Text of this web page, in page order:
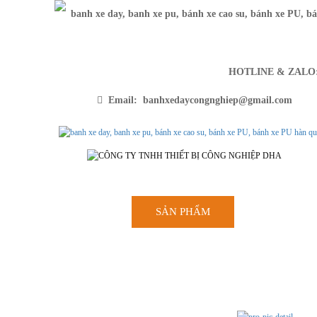
HOTLINE &
Email: banhxedaycongnghiep@gmail.com
SẢN PHẨM